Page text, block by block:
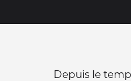
Depuis le